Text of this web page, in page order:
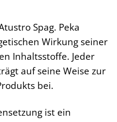
Spag. Peka
Wirkung seiner
Inhaltsstoffe. Jeder
auf seine Weise zur
bei.
ist ein